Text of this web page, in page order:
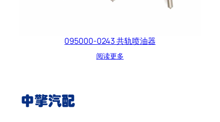
095000-0243 共轨喷油器
阅读更多